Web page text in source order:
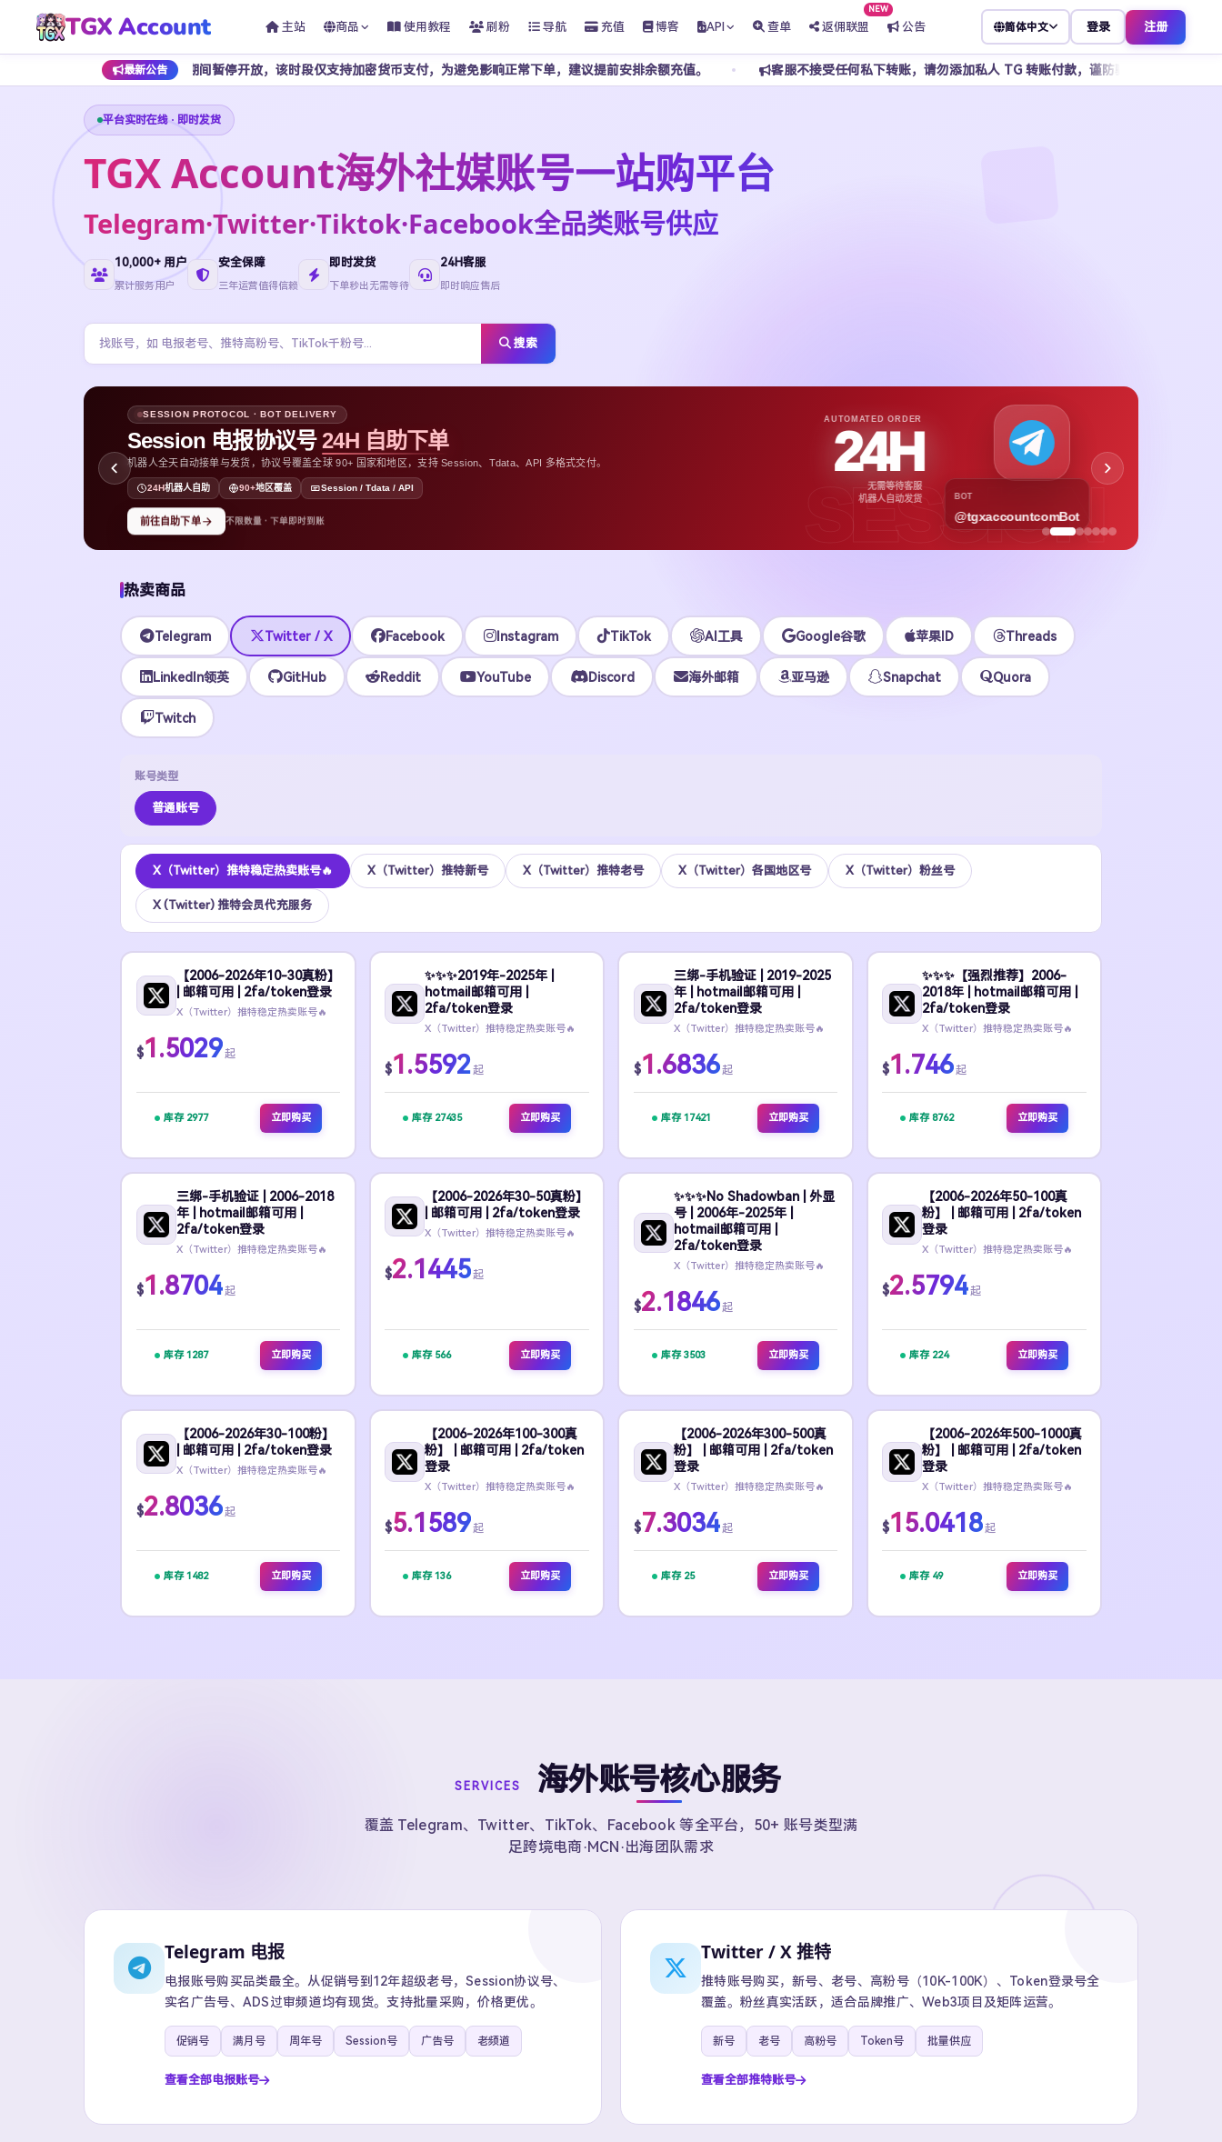
TGX Account 主站 商品 使用教程 刷粉 导航 充值 博客 API 查单 返佣联盟
NEW
公告 简体中文 登录 注册
最新公告
至早上 7 点期间暂停开放，该时段仅支持加密货币支付，为避免影响正常下单，建议提前安排余额充值。 客服不接受任何私下转账，请勿添加私人 TG 转账付款，谨防骗子冒充客服，所有操作请通过官方
平台实时在线 · 即时发货
TGX Account海外社媒账号一站购平台
Telegram·Twitter·Tiktok·Facebook全品类账号供应
10,000+ 用户
累计服务用户
安全保障
三年运营值得信赖
即时发货
下单秒出无需等待
24H客服
即时响应售后
搜索
SESSION PROTOCOL · BOT DELIVERY
Session 电报协议号24H 自助下单
机器人全天自动接单与发货，协议号覆盖全球 90+ 国家和地区，支持 Session、Tdata、API 多格式交付。
24H机器人自助 90+地区覆盖 Session / Tdata / API
前往自助下单 不限数量 · 下单即时到账 SESSION
AUTOMATED ORDER
24H
无需等待客服
机器人自动发货
BOT
@tgxaccountcomBot
热卖商品
Telegram Twitter / X Facebook Instagram TikTok AI工具 Google谷歌 苹果ID Threads
LinkedIn领英 GitHub Reddit YouTube Discord 海外邮箱 亚马逊 Snapchat Quora
Twitch
账号类型
普通账号
X（Twitter）推特稳定热卖账号🔥 X（Twitter）推特新号 X（Twitter）推特老号 X（Twitter）各国地区号 X（Twitter）粉丝号
X (Twitter) 推特会员代充服务
【2006-2026年10-30真粉】
| 邮箱可用 | 2fa/token登录
X（Twitter）推特稳定热卖账号🔥
$1.5029起
库存 2977 立即购买
✨️✨️✨️2019年-2025年 |
hotmail邮箱可用 |
2fa/token登录
X（Twitter）推特稳定热卖账号🔥
$1.5592起
库存 27435 立即购买
三绑-手机验证 | 2019-2025
年 | hotmail邮箱可用 |
2fa/token登录
X（Twitter）推特稳定热卖账号🔥
$1.6836起
库存 17421 立即购买
✨️✨️✨️【强烈推荐】2006-
2018年 | hotmail邮箱可用 |
2fa/token登录
X（Twitter）推特稳定热卖账号🔥
$1.746起
库存 8762 立即购买
三绑-手机验证 | 2006-2018
年 | hotmail邮箱可用 |
2fa/token登录
X（Twitter）推特稳定热卖账号🔥
$1.8704起
库存 1287 立即购买
【2006-2026年30-50真粉】
| 邮箱可用 | 2fa/token登录
X（Twitter）推特稳定热卖账号🔥
$2.1445起
库存 566 立即购买
✨️✨️✨️No Shadowban | 外显
号 | 2006年-2025年 |
hotmail邮箱可用 |
2fa/token登录
X（Twitter）推特稳定热卖账号🔥
$2.1846起
库存 3503 立即购买
【2006-2026年50-100真
粉】 | 邮箱可用 | 2fa/token
登录
X（Twitter）推特稳定热卖账号🔥
$2.5794起
库存 224 立即购买
【2006-2026年30-100粉】
| 邮箱可用 | 2fa/token登录
X（Twitter）推特稳定热卖账号🔥
$2.8036起
库存 1482 立即购买
【2006-2026年100-300真
粉】 | 邮箱可用 | 2fa/token
登录
X（Twitter）推特稳定热卖账号🔥
$5.1589起
库存 136 立即购买
【2006-2026年300-500真
粉】 | 邮箱可用 | 2fa/token
登录
X（Twitter）推特稳定热卖账号🔥
$7.3034起
库存 25 立即购买
【2006-2026年500-1000真
粉】 | 邮箱可用 | 2fa/token
登录
X（Twitter）推特稳定热卖账号🔥
$15.0418起
库存 49 立即购买
SERVICES 海外账号核心服务
覆盖 Telegram、Twitter、TikTok、Facebook 等全平台，50+ 账号类型满
足跨境电商·MCN·出海团队需求
Telegram 电报
电报账号购买品类最全。从促销号到12年超级老号，Session协议号、
实名广告号、ADS过审频道均有现货。支持批量采购，价格更优。
促销号 满月号 周年号 Session号 广告号 老频道
查看全部电报账号
Twitter / X 推特
推特账号购买，新号、老号、高粉号（10K-100K）、Token登录号全
覆盖。粉丝真实活跃，适合品牌推广、Web3项目及矩阵运营。
新号 老号 高粉号 Token号 批量供应
查看全部推特账号